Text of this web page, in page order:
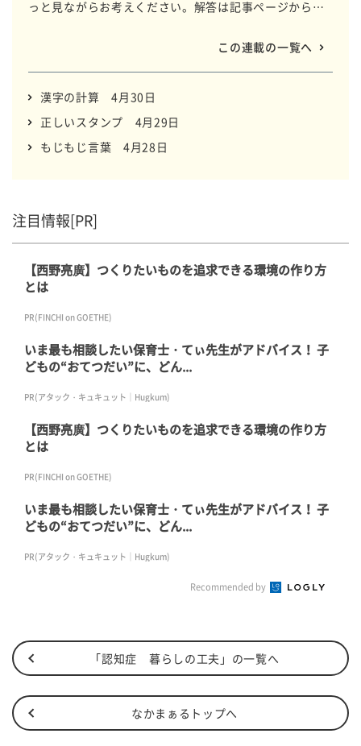
っと見ながらお考えください。解答は記事ページから確
この連載の一覧へ
漢字の計算 4月30日
正しいスタンプ 4月29日
もじもじ言葉 4月28日
注目情報[PR]
【西野亮廣】つくりたいものを追求できる環境の作り方
とは
PR(FINCHI on GOETHE)
いま最も相談したい保育士・てぃ先生がアドバイス！ 子
どもの“おてつだい”に、どん...
PR(アタック・キュキュット｜Hugkum)
【西野亮廣】つくりたいものを追求できる環境の作り方
とは
PR(FINCHI on GOETHE)
いま最も相談したい保育士・てぃ先生がアドバイス！ 子
どもの“おてつだい”に、どん...
PR(アタック・キュキュット｜Hugkum)
Recommended by
「認知症 暮らしの工夫」の一覧へ
なかまぁるトップへ